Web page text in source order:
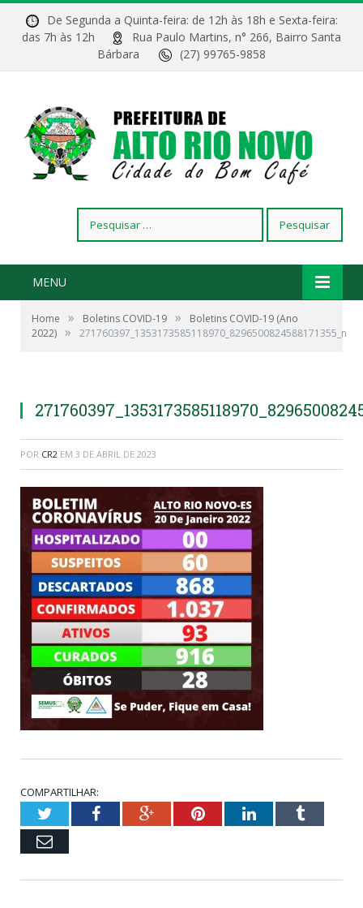
De Segunda a Quinta-feira: de 12h às 18h e Sexta-feira:
das 7h às 12h
Rua Paulo Martins, n° 266, Bairro Santa
Bárbara
(27) 99765-9858
por:
MENU
Home » Boletins COVID-19 »
Boletins COVID-19 (Ano
2022) » 271760397_1353173585118970_8296500824588171355_n
POR CR2 EM 3 DE ABRIL DE 2023
COMPARTILHAR:
TwitterFacebookGoogle+PinterestLinkedInTumblr
Email